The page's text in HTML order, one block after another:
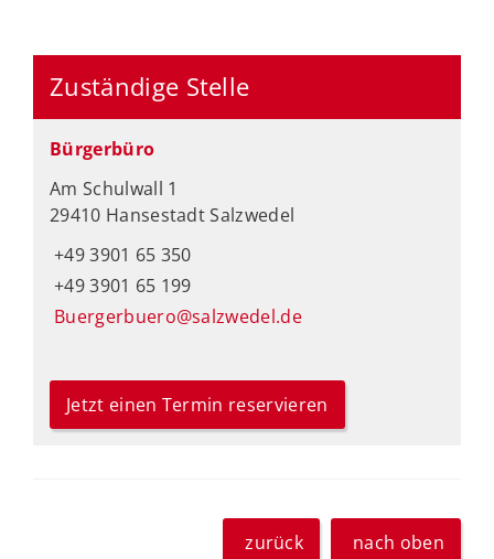
Zuständige Stelle
Bürgerbüro
Am Schulwall 1
29410 Hansestadt Salzwedel
+49 3901 65 350
+49 3901 65 199
Buergerbuero@salzwedel.de
Jetzt einen Termin reservieren
zurück nach oben